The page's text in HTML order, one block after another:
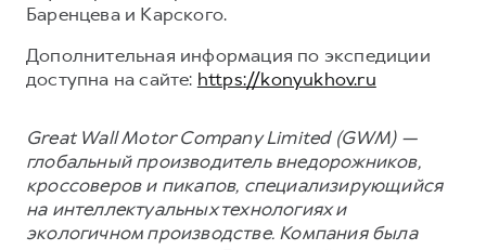
Баренцева и Карского.
Дополнительная информация по экспедиции
доступна на сайте: https://konyukhov.ru
Great Wall Motor Company Limited (GWM) —
глобальный производитель внедорожников,
кроссоверов и пикапов, специализирующийся
на интеллектуальных технологиях и
экологичном производстве. Компания была